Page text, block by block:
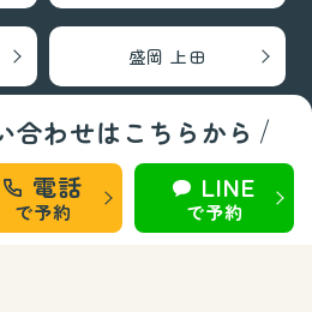
合わせはこちらから
電話
で予約
LINE
で予約
盛岡 上田
・フットケア部門